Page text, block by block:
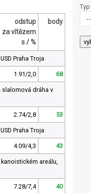
odstup
za vítězem
s / %
body
USD Praha Troja
1.91/2,0 68
slalomová dráha v
2.74/2,8 53
USD Praha Troja
4.09/4,3 43
areálu,
7.28/7,4 40